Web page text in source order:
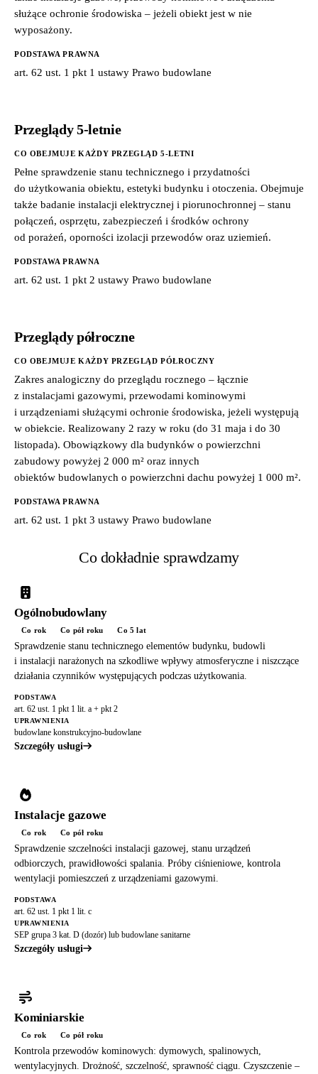
służące ochronie środowiska – jeżeli obiekt jest w nie
wyposażony.
PODSTAWA PRAWNA
art. 62 ust. 1 pkt 1 ustawy Prawo budowlane
Przeglądy 5-letnie
CO OBEJMUJE KAŻDY PRZEGLĄD 5-LETNI
Pełne sprawdzenie stanu technicznego i przydatności
do użytkowania obiektu, estetyki budynku i otoczenia. Obejmuje
także badanie instalacji elektrycznej i piorunochronnej – stanu
połączeń, osprzętu, zabezpieczeń i środków ochrony
od porażeń, oporności izolacji przewodów oraz uziemień.
PODSTAWA PRAWNA
art. 62 ust. 1 pkt 2 ustawy Prawo budowlane
Przeglądy półroczne
CO OBEJMUJE KAŻDY PRZEGLĄD PÓŁROCZNY
Zakres analogiczny do przeglądu rocznego – łącznie
z instalacjami gazowymi, przewodami kominowymi
i urządzeniami służącymi ochronie środowiska, jeżeli występują
w obiekcie. Realizowany 2 razy w roku (do 31 maja i do 30
listopada). Obowiązkowy dla budynków o powierzchni
zabudowy powyżej 2 000 m² oraz innych
obiektów budowlanych o powierzchni dachu powyżej 1 000 m².
PODSTAWA PRAWNA
art. 62 ust. 1 pkt 3 ustawy Prawo budowlane
Co dokładnie sprawdzamy
Ogólnobudowlany
Co rok Co pół roku Co 5 lat
Sprawdzenie stanu technicznego elementów budynku, budowli
i instalacji narażonych na szkodliwe wpływy atmosferyczne i niszczące
działania czynników występujących podczas użytkowania.
PODSTAWA
art. 62 ust. 1 pkt 1 lit. a + pkt 2
UPRAWNIENIA
budowlane konstrukcyjno-budowlane
Szczegóły usługi
Instalacje gazowe
Co rok Co pół roku
Sprawdzenie szczelności instalacji gazowej, stanu urządzeń
odbiorczych, prawidłowości spalania. Próby ciśnieniowe, kontrola
wentylacji pomieszczeń z urządzeniami gazowymi.
PODSTAWA
art. 62 ust. 1 pkt 1 lit. c
UPRAWNIENIA
SEP grupa 3 kat. D (dozór) lub budowlane sanitarne
Szczegóły usługi
Kominiarskie
Co rok Co pół roku
Kontrola przewodów kominowych: dymowych, spalinowych,
wentylacyjnych. Drożność, szczelność, sprawność ciągu. Czyszczenie –